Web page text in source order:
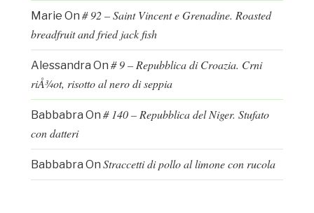
Marie On # 92 – Saint Vincent e Grenadine. Roasted
breadfruit and fried jack fish
Alessandra On # 9 – Repubblica di Croazia. Crni
riÅ¾ot, risotto al nero di seppia
Babbabra On # 140 – Repubblica del Niger. Stufato
con datteri
Babbabra On Straccetti di pollo al limone con rucola